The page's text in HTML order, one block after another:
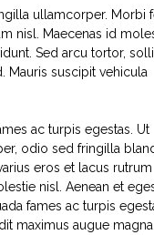
ullamcorper. Morbi
nisl. Maecenas id
Sed arcu tortor,
Mauris suscipit vehicula
ac turpis egestas. Ut
odio sed fringilla
eros et lacus rutrum
nisl. Aenean et
fames ac turpis
maximus augue magna